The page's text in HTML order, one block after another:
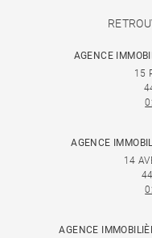
AGENCE
15
AGENCE
14
AGENCE